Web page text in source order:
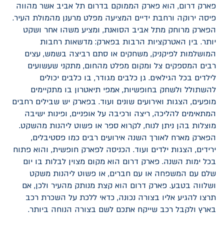
פארק דרום, הוא פארק הממוקם בדרום תל אביב אשר מהווה
פיסה ירוקה ורחבת ידיים המציעה מפלט מרענן מהמולת העיר.
הפארק מרוחק מתל אביב הסואנת, ומציע משהו אחר ושקט
יותר. בין האטרקציות הרבות בפארק: מדשאות רחבות
המושלמות לפיקניק, משחקים או סתם רביצה בשמש, עצים
רבים המספקים צל ומקום מפלט מהחום, מתקני שעשועים
לילדים בכל הגילאים. גן כלבים מגודר, בו כלבים יכולים
להשתולל ולשחק בחופשיות, אמפי תיאטרון בו מתקיימים
מופעים, הצגות ואירועים שונים ועוד. בפארק יש שבילים רחבים
המתאימים להליכה, ריצה ורכיבה על אופניים, ופינות ישיבה
מוצלות בהן ניתן לנוח, לקרוא ספר או פשוט ליהנות מהשקט.
הפארק מארח לאורך השנה אירועים רבים כמו פסטיבלים,
ירידים, הצגות ילדים ועוד. הכניסה לפארק חופשית, והוא פתוח
בכל ימות השנה. פארק דרום הוא מקום מצוין לבלות בו יום
שלם עם המשפחה או עם חברים, או פשוט ליהנות משקט
ושלווה בטבע. פארק דרום הוא קצת מנותק מהעיר ולכן, אם
תרצו להגיע אליו בצורה נכונה, כדאי ללכת על השכרת רכב
בארץ ולקבל רכב שייקח אתכם לשם בצורה הנוחה ביותר.